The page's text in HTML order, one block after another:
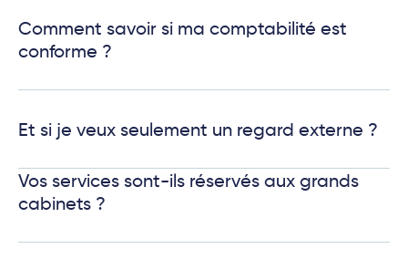
Comment savoir si ma comptabilité est
conforme ?
Et si je veux seulement un regard externe ?
Vos services sont-ils réservés aux grands
cabinets ?